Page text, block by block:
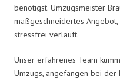
benötigst. Umzugsmeister
maßgeschneidertes
stressfrei verläuft.
Unser erfahrenes Team
Umzugs, angefangen bei der